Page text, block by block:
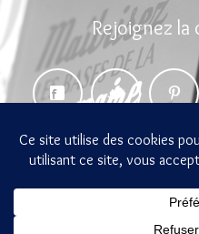
Rejoignez la
gramemo 2014-